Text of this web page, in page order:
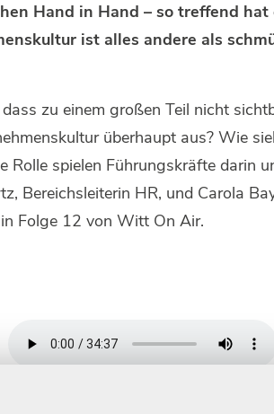
Hand in Hand – so treffend hat
ist alles andere als
zu einem großen Teil nicht
überhaupt aus? Wie
Rolle spielen Führungskräfte darin
Bereichsleiterin HR, und Carola
Folge 12 von Witt On Air.